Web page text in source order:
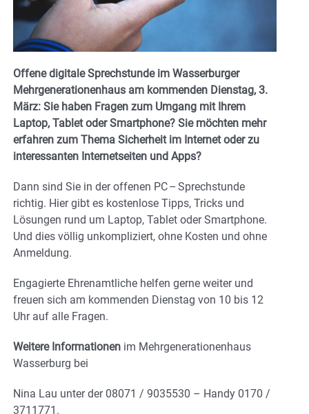
Offene digitale Sprechstunde im Wasserburger
Mehrgenerationenhaus am kommenden Dienstag, 3.
März: Sie haben Fragen zum Umgang mit Ihrem
Laptop, Tablet oder Smartphone? Sie möchten mehr
erfahren zum Thema Sicherheit im Internet oder zu
interessanten Internetseiten und Apps?
Dann sind Sie in der offenen PC – Sprechstunde
richtig. Hier gibt es kostenlose Tipps, Tricks und
Lösungen rund um Laptop, Tablet oder Smartphone.
Und dies völlig unkompliziert, ohne Kosten und ohne
Anmeldung.
Engagierte Ehrenamtliche helfen gerne weiter und
freuen sich am kommenden Dienstag von 10 bis 12
Uhr auf alle Fragen.
Weitere Informationen im Mehrgenerationenhaus
Wasserburg bei
Nina Lau unter der 08071 / 9035530 – Handy 0170 /
3711771.